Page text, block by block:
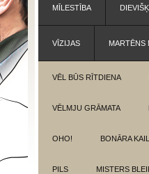
MĪLESTĪBA
VĪZIJAS MARTĒNS
VĒL BŪS RĪTDIENA
VĒLMJU GRĀMATA
OHO! BONĀRA
PILS MISTERS